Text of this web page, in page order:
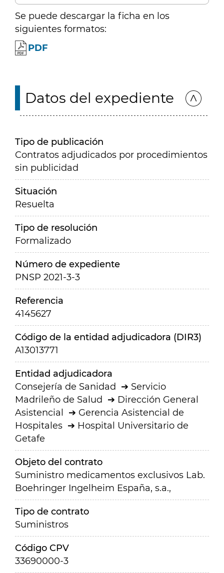
Se puede descargar la ficha en los
siguientes formatos:
PDF
Datos del expediente
Tipo de publicación
Contratos adjudicados por procedimientos
sin publicidad
Situación
Resuelta
Tipo de resolución
Formalizado
Número de expediente
PNSP 2021-3-3
Referencia
4145627
Código de la entidad adjudicadora (DIR3)
A13013771
Entidad adjudicadora
Consejería de Sanidad
Servicio
Madrileño de Salud
Dirección General
Asistencial
Gerencia Asistencial de
Hospitales
Hospital Universitario de
Getafe
Objeto del contrato
Suministro medicamentos exclusivos Lab.
Boehringer Ingelheim España, s.a.,
Tipo de contrato
Suministros
Código CPV
33690000-3